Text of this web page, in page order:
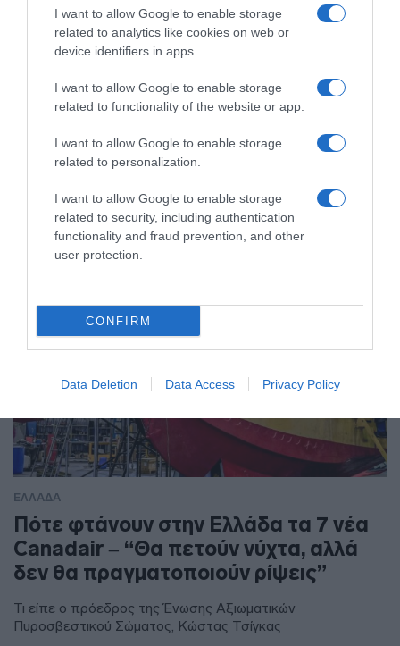
I want to allow Google to enable storage
related to analytics like cookies on web or
device identifiers in apps.
I want to allow Google to enable storage
related to functionality of the website or app.
I want to allow Google to enable storage
related to personalization.
I want to allow Google to enable storage
related to security, including authentication
functionality and fraud prevention, and other
user protection.
CONFIRM
Data Deletion Data Access Privacy Policy
Μύκονος: Συνελήφθη 56χρονος στο
πακέτα λαθραίων τσιγάρων
(φωτογραφίες)
Σε βάρος του συλληφθέντος σχηματίστηκε δικογραφία
ΕΛΛΑΔΑ
Πότε φτάνουν στην Ελλάδα τα 7 νέα
Canadair – “Θα πετούν νύχτα, αλλά
δεν θα πραγματοποιούν ρίψεις”
Τι είπε ο πρόεδρος της Ένωσης Αξιωματικών
Πυροσβεστικού Σώματος, Κώστας Τσίγκας